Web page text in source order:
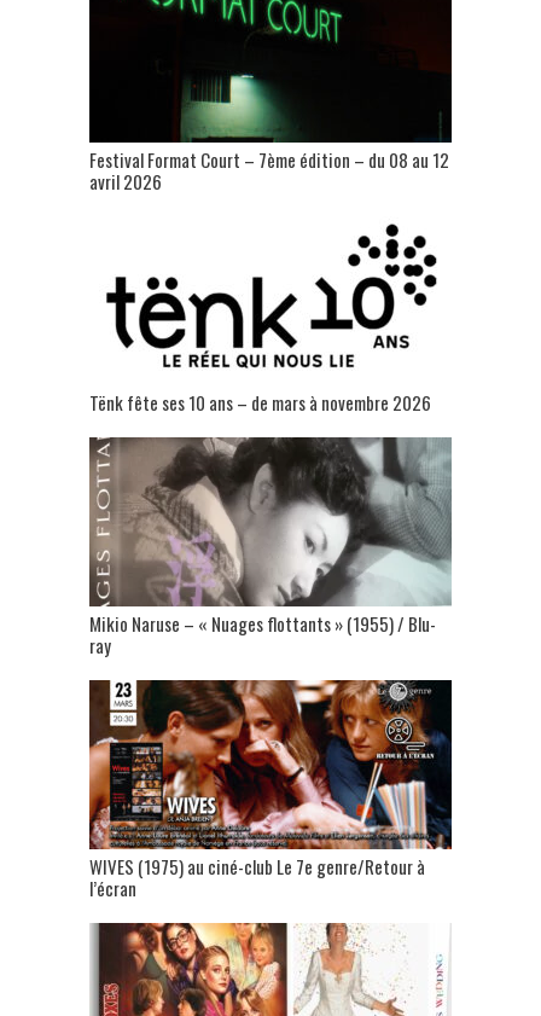
Festival Format Court – 7ème édition – du 08 au 12
avril 2026
Tënk fête ses 10 ans – de mars à novembre 2026
Mikio Naruse – « Nuages flottants » (1955) / Blu-
ray
WIVES (1975) au ciné-club Le 7e genre/Retour à
l’écran